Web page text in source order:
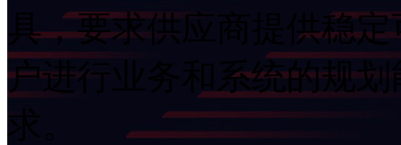
具，要求供应商提供稳
户进行业务和系统的规划
求。